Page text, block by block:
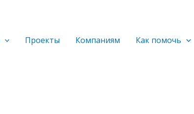
Проекты Компаниям Как помочь